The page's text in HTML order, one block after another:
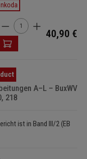
Produkt Anzahl: Gib
40,90 €
A–L – BuxWV
218
ist in Band III/2 (EB